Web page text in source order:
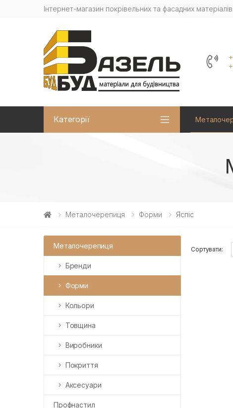
Інтернет-магазин покрівельних та фасадних матеріалів
Категорії
Металочерепиця Форми Яспіс
Металочерепиця
Бренди
Форми
Кольори
Товщина
Виробники
Покриття
Аксесуари
Профнастил
Сортувати: